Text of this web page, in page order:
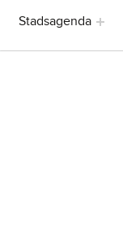
Stadsagenda